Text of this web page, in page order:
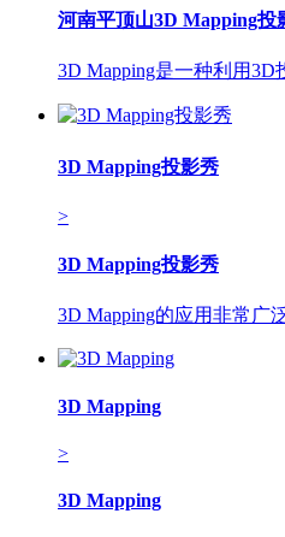
河南平顶山3D Mapping投
3D Mapping是一种利用
3D Mapping投影秀
>
3D Mapping投影秀
3D Mapping的应用非常
3D Mapping
>
3D Mapping